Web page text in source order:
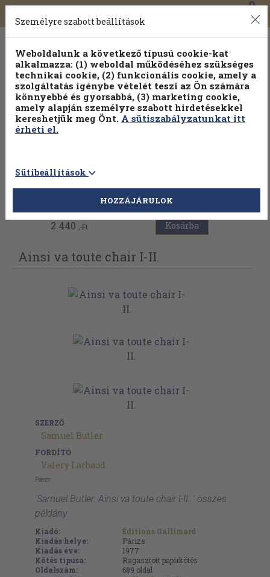
Toggle
navigation
0
Vissza az előző oldalra
2.440 ,-Ft Kosárba
Ainsi va toute chair I-II.
SZERZŐ
Samuel Butler
FORDÍTÓ
Valery Larbaud
Párizs
'Samuel Butler: Ainsi va toute chair I-II. ' összes
példány
Kiadó:
Éditions Gallimard
Kiadás helye:
Párizs
Kiadás éve:
1977
Kötés típusa:
Ragasztott papírkötés
Oldalszám:
689 oldal
Személyre szabott beállítások
Weboldalunk a következő típusú cookie-kat
alkalmazza: (1) weboldal működéséhez szükséges
technikai cookie, (2) funkcionális cookie, amely a
szolgáltatás igénybe vételét teszi az Ön számára
könnyebbé és gyorsabbá, (3) marketing cookie,
amely alapján személyre szabott hirdetésekkel
kereshetjük meg Önt. A sütiszabályzatunkat itt
érheti el.
Sütibeállítások
HOZZÁJÁRULOK